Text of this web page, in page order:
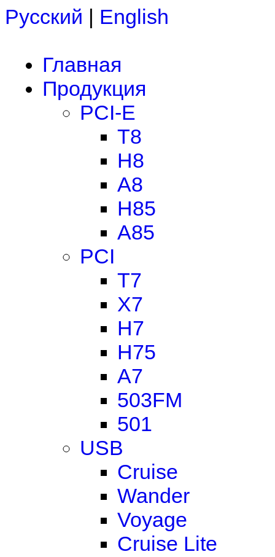
Русский | English
Главная
Продукция
PCI-E
T8
H8
A8
H85
A85
PCI
T7
X7
H7
H75
A7
503FM
501
USB
Cruise
Wander
Voyage
Cruise Lite